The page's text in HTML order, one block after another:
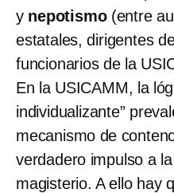
y nepotismo (entre
estatales, dirigentes
funcionarios de la
En la USICAMM, la
individualizante”
mecanismo de
verdadero impulso a
magisterio. A ello hay